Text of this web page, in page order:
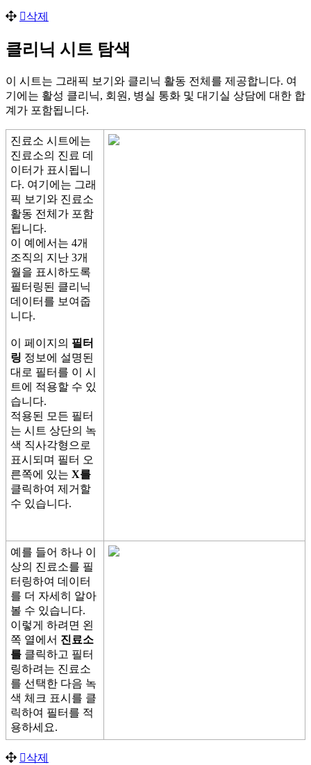
삭제
클리 닉 시 트 탐색
이 시 트는 그래 픽 보 기 와 클리 닉 활동 전 체 를 제 공합니 다. 여
기 에 는 활성 클리 닉, 회 원 , 병실 통화 및 대 기 실 상담에 대 한 합
계 가 포함됩니 다.
진 료소 시 트에 는
진 료소의 진 료 데
이 터 가 표시 됩니
다. 여 기 에 는 그래
픽 보 기와 진 료소
활동 전 체 가 포함
됩니 다.
이
예 에서 는 4개
조직의 지 난 3개
월을 표시하도록
필터 링된 클리 닉
데 이 터 를 보 여 줍
니 다.
이 페 이 지 의 필 터
링 정 보 에 설명된
대 로 필터 를 이
시
트에 적용할 수 있
습니 다.
적용된 모 든 필터
는 시 트 상단의 녹
색 직사각형 으 로
표시 되 며 필터 오
른쪽에 있는 X를
클릭하여 제 거 할
수 있습니 다.
예 를 들어 하나 이
상의 진 료소를 필
터 링하여 데 이 터
를 더 자세히 알아
볼 수 있습니 다.
이 렇게 하려 면 왼
쪽 열에서 진 료소
를 클릭하고 필터
링하려 는 진 료소
를 선 택한 다음 녹
색 체 크 표시 를 클
릭하여 필터 를 적
용하세 요.
삭제